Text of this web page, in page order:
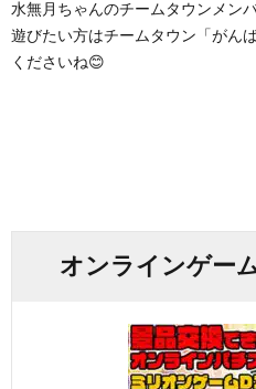
水無月ちゃんのチームタウンメン
遊びたい方はチームタウン「がん
くださいね😊
オンラインゲー